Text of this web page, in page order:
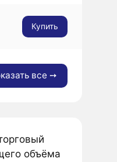
Купить
все ➙
объёма